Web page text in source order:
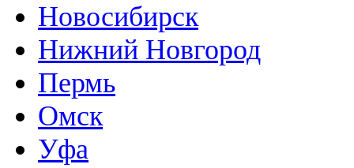
Новосибирск
Нижний Новгород
Пермь
Омск
Уфа